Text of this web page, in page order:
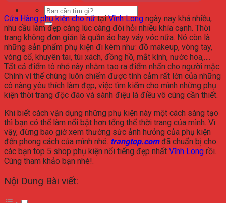
Cửa Hàng phụ kiện cho nữtạiVĩnh Long ngày nay khá nhiều,
nhu cầu làm đẹp càng lúc càng đòi hỏi nhiều khía cạnh. Thời
trang không đơn giản là quần áo hay váy vóc nữa. Nó còn là
những sản phẩm phụ kiện đi kèm như: đồ makeup, vòng tay,
vòng cổ, khuyên tai, túi xách, đồng hồ, mắt kính, nước hoa,….
Tất cả điểm tô nhỏ này nhằm tạo ra điểm nhấn cho người mặc.
Chính vì thế chúng luôn chiếm được tình cảm rất lớn của những
cô nàng yêu thích làm đẹp, việc tìm kiếm cho mình những phụ
kiện thời trang độc đáo và sành điệu là điều vô cùng cần thiết.
Khi biết cách vận dụng những phụ kiện này một cách sáng tạo
thì bạn có thể làm nổi bật hơn tổng thể thời trang của mình. Vì
vậy, đừng bao giờ xem thường sức ảnh hưởng của phụ kiện
đến phong cách của mình nhé. trangtop.comđã chuẩn bị cho
các bạn top 5 shop phụ kiện nổi tiếng đẹp nhất Vĩnh Long rồi.
Cùng tham khảo bạn nhé!.
Nội Dung Bài viết: